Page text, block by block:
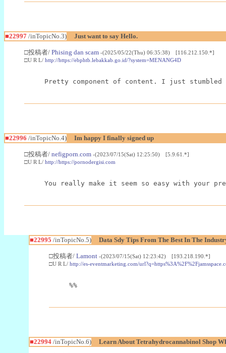
■22997 /inTopicNo.3) Just want to say Hello.
□投稿者/ Phising dan scam -(2025/05/22(Thu) 06:35:38) [116.212.150.*]
□U R L/ http://https://ebphtb.lebakkab.go.id/?system=MENANG4D
Pretty component of content. I just
■22996 /inTopicNo.4) Im happy I finally signed up
□投稿者/ nefigporn.com -(2023/07/15(Sat) 12:25:50) [5.9.61.*]
□U R L/ http://https://pornodergisi.com
You really make it seem so easy with your
■22995 /inTopicNo.5) Data Sdy Tips From The Best In The
□投稿者/ Lamont -(2023/07/15(Sat) 12:23:42) [193.218.190.*]
□U R L/ http://es-eventmarketing.com/
%%
■22994/inTopicNo.6) Learn About Tetrahydrocannabinol Shop